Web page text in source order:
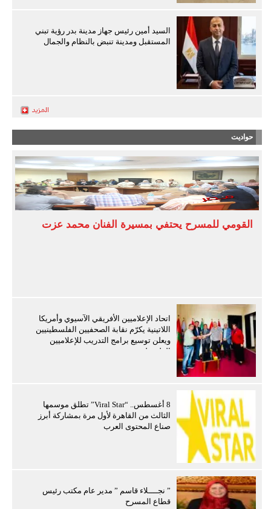
السيد أمين رئيس جهاز مدينة بدر رؤية تبني
المستقبل ومدينة تنبض بالنظام والجمال
حواديت
القومي للمسرح يحتفي بمسيرة الفنان محمد عزت
اتحاد الإعلاميين الأفريقي الآسيوي وأمريكا
اللاتينية يكرّم نقابة الصحفيين الفلسطينيين
ويعلن توسيع برامج التدريب للإعلاميين
الفلسطينيين
8 أغسطس.. “Viral Star” تطلق موسمها
الثالث من القاهرة لأول مرة بمشاركة أبرز
صناع المحتوى العرب
” نجــــلاء قاسم ” مدير عام مكتب رئيس
قطاع المسرح